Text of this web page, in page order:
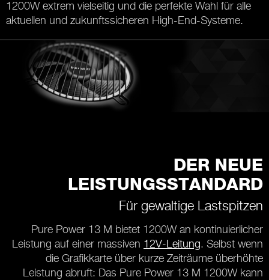
1200W extrem vielseitig und die perfekte Wahl für alle
aktuellen und zukunftssicheren High-End-Systeme.
DER NEUE
LEISTUNGSSTANDARD
Für gewaltige Lastspitzen
Pure Power 13 M bietet 1200W an kontinuierlicher
Leistung auf einer massiven 12V-Leitung. Selbst wenn
die Grafikkarte über kurze Zeiträume überhöhte
Leistung abruft: Das Pure Power 13 M 1200W kann